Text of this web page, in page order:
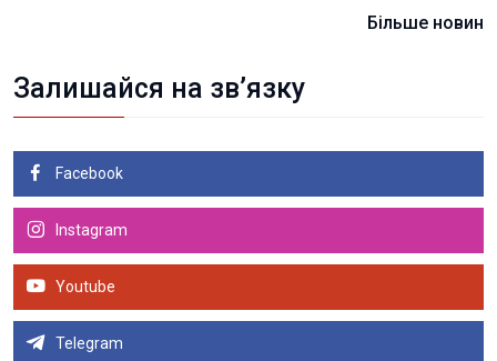
Більше новин
Залишайся на зв’язку
Facebook
Instagram
Youtube
Telegram